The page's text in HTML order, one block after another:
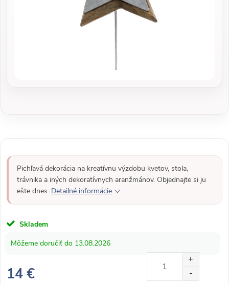
Pichľavá dekorácia na kreatívnu výzdobu kvetov, stola,
trávnika a iných dekoratívnych aranžmánov. Objednajte si ju
ešte dnes. Detailné informácie
Skladem
13.08.2026
14 €